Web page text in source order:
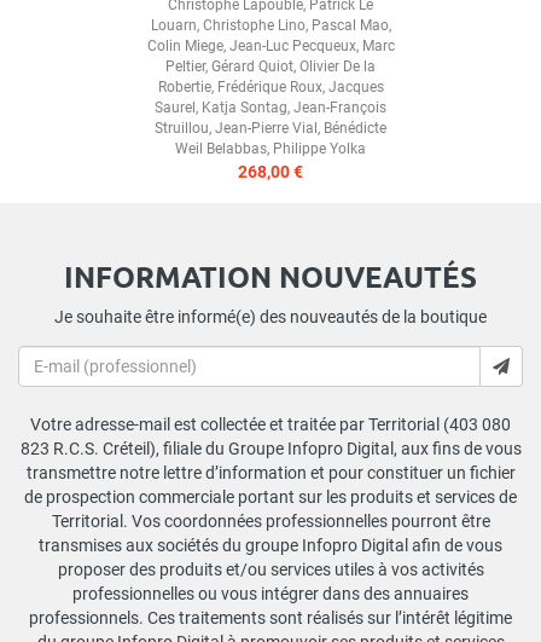
Christophe Lapouble, Patrick Le
Louarn, Christophe Lino, Pascal Mao,
Colin Miege, Jean-Luc Pecqueux, Marc
Peltier, Gérard Quiot, Olivier De la
Robertie, Frédérique Roux, Jacques
Saurel, Katja Sontag, Jean-François
Struillou, Jean-Pierre Vial, Bénédicte
Weil Belabbas, Philippe Yolka
268,00 €
INFORMATION NOUVEAUTÉS
Je souhaite être informé(e) des nouveautés de la boutique
Votre adresse-mail est collectée et traitée par Territorial (403 080
823 R.C.S. Créteil), filiale du Groupe Infopro Digital, aux fins de vous
transmettre notre lettre d’information et pour constituer un fichier
de prospection commerciale portant sur les produits et services de
Territorial. Vos coordonnées professionnelles pourront être
transmises aux sociétés du groupe Infopro Digital afin de vous
proposer des produits et/ou services utiles à vos activités
professionnelles ou vous intégrer dans des annuaires
professionnels. Ces traitements sont réalisés sur l’intérêt légitime